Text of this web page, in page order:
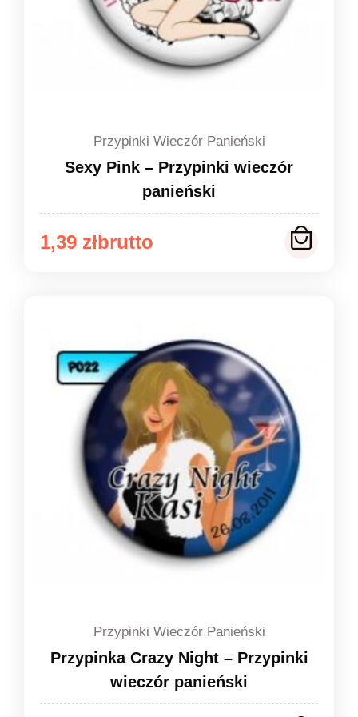
Przypinki Wieczór Panieński
Sexy Pink – Przypinki wieczór
panieński
1,39 zł
Zakres
do
1,49 zł
Przypinki Wieczór Panieński
Przypinka Crazy Night – Przypinki
wieczór panieński